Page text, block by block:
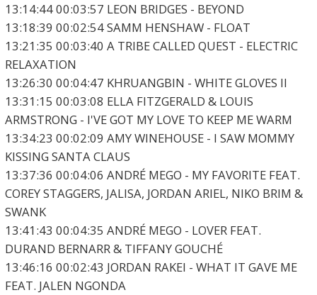
13:14:44 00:03:57 LEON BRIDGES - BEYOND
13:18:39 00:02:54 SAMM HENSHAW - FLOAT
13:21:35 00:03:40 A TRIBE CALLED QUEST - ELECTRIC
RELAXATION
13:26:30 00:04:47 KHRUANGBIN - WHITE GLOVES II
13:31:15 00:03:08 ELLA FITZGERALD & LOUIS
ARMSTRONG - I'VE GOT MY LOVE TO KEEP ME WARM
13:34:23 00:02:09 AMY WINEHOUSE - I SAW MOMMY
KISSING SANTA CLAUS
13:37:36 00:04:06 ANDRÉ MEGO - MY FAVORITE FEAT.
COREY STAGGERS, JALISA, JORDAN ARIEL, NIKO BRIM &
SWANK
13:41:43 00:04:35 ANDRÉ MEGO - LOVER FEAT.
DURAND BERNARR & TIFFANY GOUCHÉ
13:46:16 00:02:43 JORDAN RAKEI - WHAT IT GAVE ME
FEAT. JALEN NGONDA